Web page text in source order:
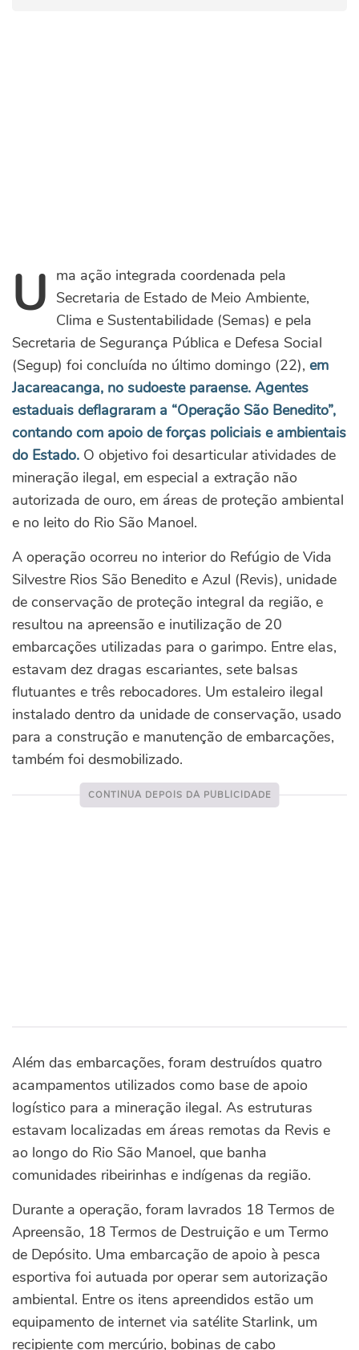
U ma ação integrada coordenada pela
Secretaria de Estado de Meio Ambiente,
Clima e Sustentabilidade (Semas) e pela
Secretaria de Segurança Pública e Defesa Social
(Segup) foi concluída no último domingo (22), em
Jacareacanga, no sudoeste paraense. Agentes
estaduais deflagraram a “Operação São Benedito”,
contando com apoio de forças policiais e ambientais
do Estado. O objetivo foi desarticular atividades de
mineração ilegal, em especial a extração não
autorizada de ouro, em áreas de proteção ambiental
e no leito do Rio São Manoel.
A operação ocorreu no interior do Refúgio de Vida
Silvestre Rios São Benedito e Azul (Revis), unidade
de conservação de proteção integral da região, e
resultou na apreensão e inutilização de 20
embarcações utilizadas para o garimpo. Entre elas,
estavam dez dragas escariantes, sete balsas
flutuantes e três rebocadores. Um estaleiro ilegal
instalado dentro da unidade de conservação, usado
para a construção e manutenção de embarcações,
também foi desmobilizado.
Além das embarcações, foram destruídos quatro
acampamentos utilizados como base de apoio
logístico para a mineração ilegal. As estruturas
estavam localizadas em áreas remotas da Revis e
ao longo do Rio São Manoel, que banha
comunidades ribeirinhas e indígenas da região.
Durante a operação, foram lavrados 18 Termos de
Apreensão, 18 Termos de Destruição e um Termo
de Depósito. Uma embarcação de apoio à pesca
esportiva foi autuada por operar sem autorização
ambiental. Entre os itens apreendidos estão um
equipamento de internet via satélite Starlink, um
recipiente com mercúrio, bobinas de cabo